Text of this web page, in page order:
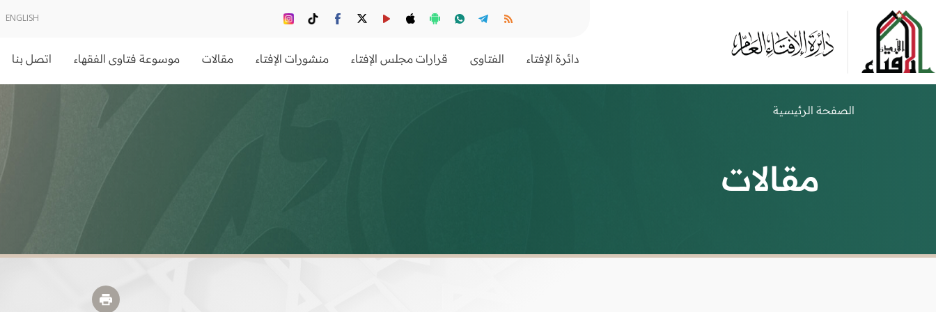
ENGLISH
دائرة الإفتاء الفتاوى قرارات مجلس الإفتاء منشورات الإفتاء مقالات موسوعة فتاوى الفقهاء اتصل بنا
الصفحة الرئيسية
مقالات